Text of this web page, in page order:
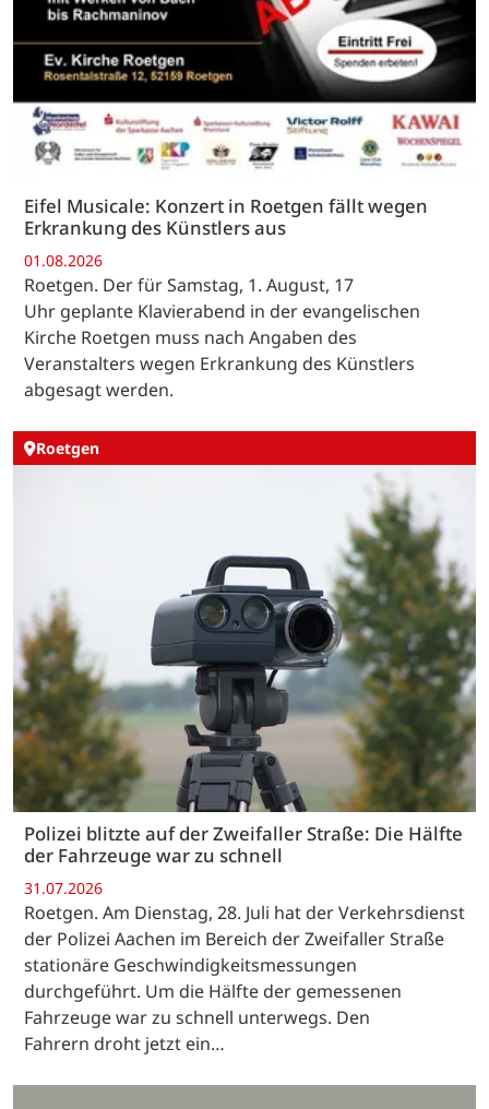
Eifel Musicale: Konzert in Roetgen fällt wegen
Erkrankung des Künstlers aus
01.08.2026
Roetgen. Der für Samstag, 1. August, 17
Uhr geplante Klavierabend in der evangelischen
Kirche Roetgen muss nach Angaben des
Veranstalters wegen Erkrankung des Künstlers
abgesagt werden.
Roetgen
Polizei blitzte auf der Zweifaller Straße: Die Hälfte
der Fahrzeuge war zu schnell
31.07.2026
Roetgen. Am Dienstag, 28. Juli hat der Verkehrsdienst
der Polizei Aachen im Bereich der Zweifaller Straße
stationäre Geschwindigkeitsmessungen
durchgeführt. Um die Hälfte der gemessenen
Fahrzeuge war zu schnell unterwegs. Den
Fahrern droht jetzt ein…